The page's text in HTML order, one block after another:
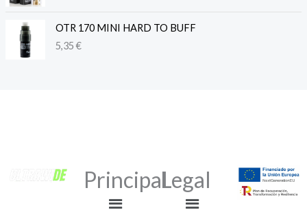
OTR 170 MINI HARD TO BUFF
5,35€
Principal
Menú
Legal
Menú